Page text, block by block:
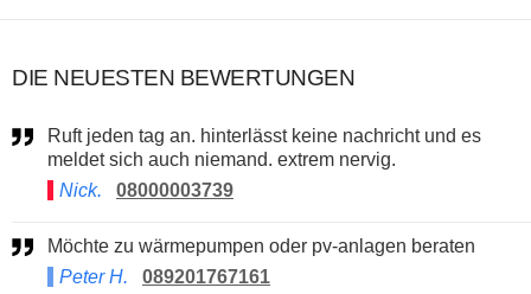
DIE NEUESTEN BEWERTUNGEN
Ruft jeden tag an. hinterlässt keine nachricht und es
meldet sich auch niemand. extrem nervig.
Nick.
08000003739
Möchte zu wärmepumpen oder pv-anlagen beraten
Peter H.
089201767161